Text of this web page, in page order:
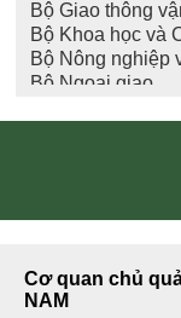
Cơ quan chủ
NAM